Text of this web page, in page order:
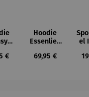
Preis:
€
Hoodie
Essenlieb
Regulärer Preis:
69,95 €
el